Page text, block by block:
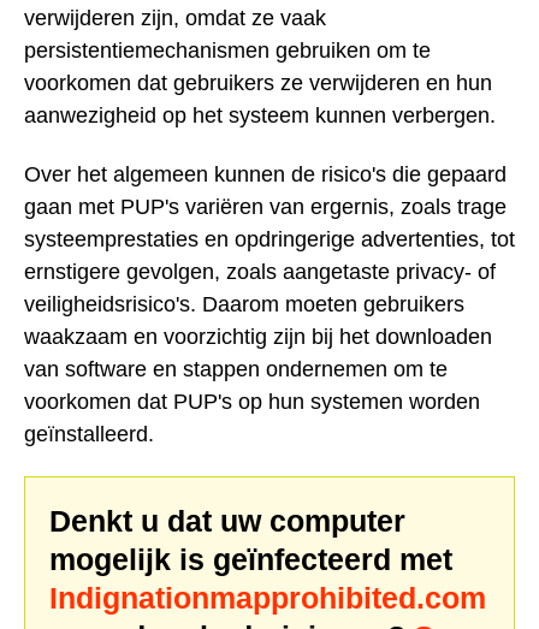
verwijderen zijn, omdat ze vaak
persistentiemechanismen gebruiken om te
voorkomen dat gebruikers ze verwijderen en hun
aanwezigheid op het systeem kunnen verbergen.
Over het algemeen kunnen de risico's die gepaard
gaan met PUP's variëren van ergernis, zoals trage
systeemprestaties en opdringerige advertenties, tot
ernstigere gevolgen, zoals aangetaste privacy- of
veiligheidsrisico's. Daarom moeten gebruikers
waakzaam en voorzichtig zijn bij het downloaden
van software en stappen ondernemen om te
voorkomen dat PUP's op hun systemen worden
geïnstalleerd.
Denkt u dat uw computer
mogelijk is geïnfecteerd met
Indignationmapprohibited.com